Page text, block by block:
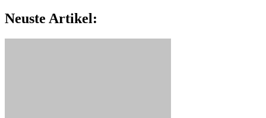
Neuste Artikel: